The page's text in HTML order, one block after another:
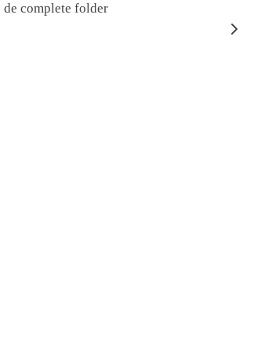
de complete folder